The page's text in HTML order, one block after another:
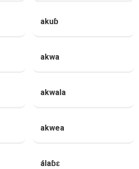
akuɓ
akwa
akwala
akwea
álaɓɛ